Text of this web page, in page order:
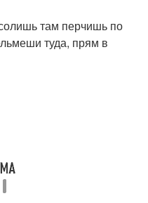
там перчишь по
туда, прям в